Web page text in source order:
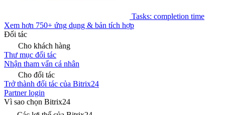
Tasks: completion time
Xem hơn 750+ ứng dụng & bản tích hợp
Đối tác
Cho khách hàng
Thư mục đối tác
Nhận tham vấn cá nhân
Cho đối tác
Trở thành đối tác của Bitrix24
Partner login
Vì sao chọn Bitrix24